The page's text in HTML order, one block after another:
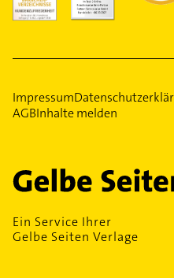
Impressum
AGBInhalte melden
Ein Service Ihrer
Gelbe Seiten Verlage